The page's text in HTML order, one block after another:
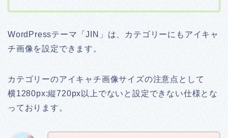
WordPressテーマ「JIN」は、カテゴリーにもアイキャ
チ画像を設定できます。
カテゴリーのアイキャチ画像サイズの注意点として
横1280px:縦720px以上でないと設定できない仕様とな
っております。